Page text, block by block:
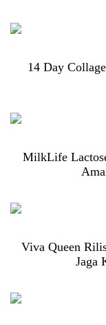
14 Day
MilkLife
Viva Queen
Jaga